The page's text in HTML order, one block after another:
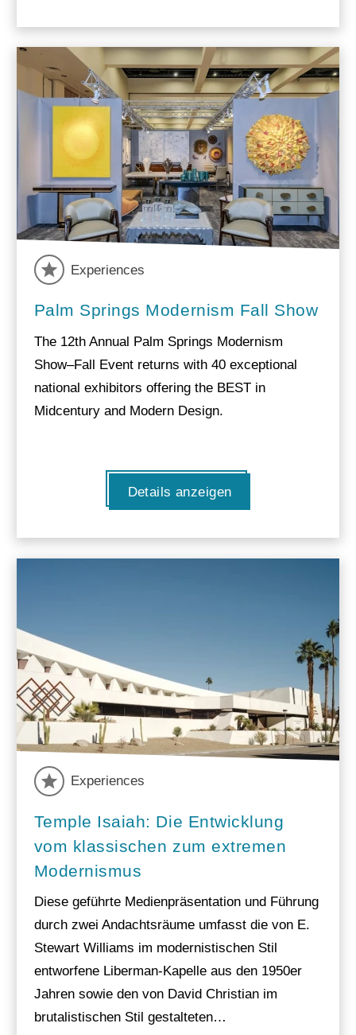
Experiences
Palm Springs Modernism Fall Show
The 12th Annual Palm Springs Modernism
Show–Fall Event returns with 40 exceptional
national exhibitors offering the BEST in
Midcentury and Modern Design.
Details anzeigen
Experiences
Temple Isaiah: Die Entwicklung
vom klassischen zum extremen
Modernismus
Diese geführte Medienpräsentation und Führung
durch zwei Andachtsräume umfasst die von E.
Stewart Williams im modernistischen Stil
entworfene Liberman-Kapelle aus den 1950er
Jahren sowie den von David Christian im
brutalistischen Stil gestalteten…